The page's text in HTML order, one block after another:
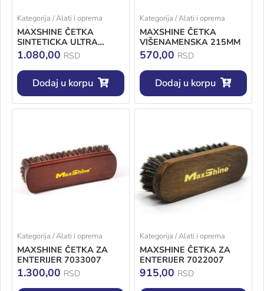
Kategorija / Alati i oprema
MAXSHINE ČETKA
SINTETICKA ULTRA
MEKA 704616
1.080,00 RSD
Dodaj u korpu
Kategorija / Alati i oprema
MAXSHINE ČETKA
VIŠENAMENSKA 215MM
570,00 RSD
Dodaj u korpu
Kategorija / Alati i oprema
MAXSHINE ČETKA ZA
ENTERIJER 7033007
1.300,00 RSD
Kategorija / Alati i oprema
MAXSHINE ČETKA ZA
ENTERIJER 7022007
915,00 RSD